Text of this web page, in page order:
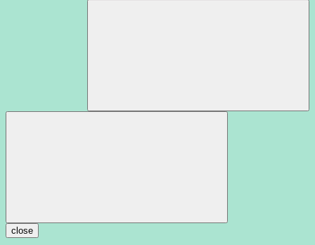
close